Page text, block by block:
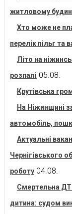
житловому
Хто може не
перелік пільг та
Літо на
розпалі 05.08.
Крутівська
На Ніжинщині
автомобіль,
Актуальні
Чернігівського
роботу 04.08.
Смертельна
дитина: судом